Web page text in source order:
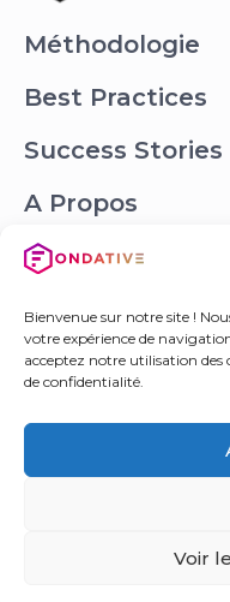
Bienvenue sur notre site !
votre expérience de
acceptez notre utilisation
de confidentialité.
Voir
Méthodologie
Best Practices
Success Stories
A Propos
Offres
Contact
200 RUE DE LA